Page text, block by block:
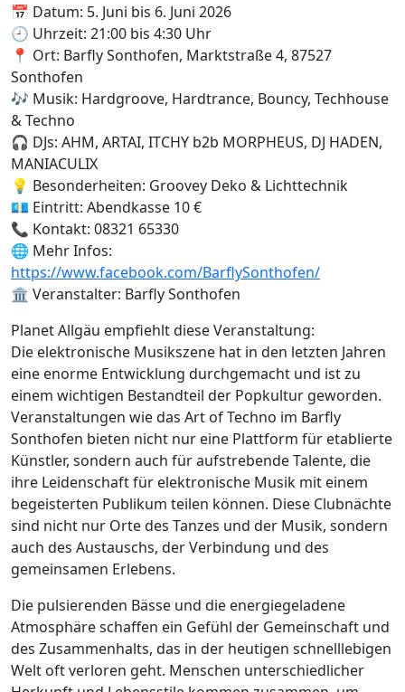
📅 Datum: 5. Juni bis 6. Juni 2026
🕘 Uhrzeit: 21:00 bis 4:30 Uhr
📍 Ort: Barfly Sonthofen, Marktstraße 4, 87527
Sonthofen
🎶 Musik: Hardgroove, Hardtrance, Bouncy, Techhouse
& Techno
🎧 DJs: AHM, ARTAI, ITCHY b2b MORPHEUS, DJ HADEN,
MANIACULIX
💡 Besonderheiten: Groovey Deko & Lichttechnik
💶 Eintritt: Abendkasse 10 €
📞 Kontakt: 08321 65330
🌐 Mehr Infos:
https://www.facebook.com/BarflySonthofen/
🏛️ Veranstalter: Barfly Sonthofen
Planet Allgäu empfiehlt diese Veranstaltung:
Die elektronische Musikszene hat in den letzten Jahren
eine enorme Entwicklung durchgemacht und ist zu
einem wichtigen Bestandteil der Popkultur geworden.
Veranstaltungen wie das Art of Techno im Barfly
Sonthofen bieten nicht nur eine Plattform für etablierte
Künstler, sondern auch für aufstrebende Talente, die
ihre Leidenschaft für elektronische Musik mit einem
begeisterten Publikum teilen können. Diese Clubnächte
sind nicht nur Orte des Tanzes und der Musik, sondern
auch des Austauschs, der Verbindung und des
gemeinsamen Erlebens.
Die pulsierenden Bässe und die energiegeladene
Atmosphäre schaffen ein Gefühl der Gemeinschaft und
des Zusammenhalts, das in der heutigen schnelllebigen
Welt oft verloren geht. Menschen unterschiedlicher